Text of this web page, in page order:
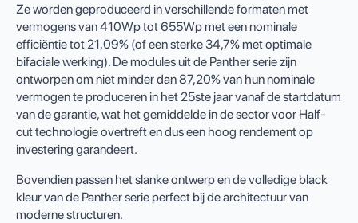
Ze worden geproduceerd in verschillende formaten met
vermogens van 410Wp tot 655Wp met een nominale
efficiëntie tot 21,09% (of een sterke 34,7% met optimale
bifaciale werking). De modules uit de Panther serie zijn
ontworpen om niet minder dan 87,20% van hun nominale
vermogen te produceren in het 25ste jaar vanaf de startdatum
van de garantie, wat het gemiddelde in de sector voor Half-
cut technologie overtreft en dus een hoog rendement op
investering garandeert.
Bovendien passen het slanke ontwerp en de volledige black
kleur van de Panther serie perfect bij de architectuur van
moderne structuren.